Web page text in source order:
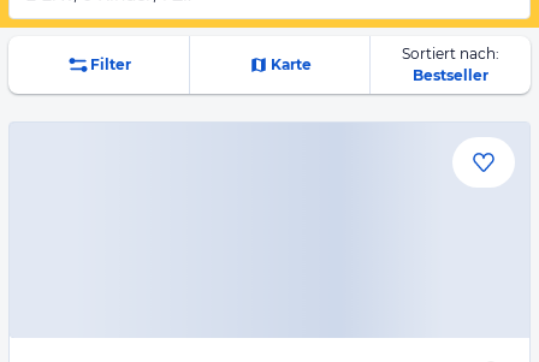
Filter Karte
Sortiert nach:
Bestseller